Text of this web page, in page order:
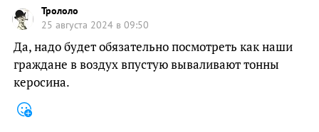
Трололо
25 августа 2024 в 09:50
Да, надо будет обязательно посмотреть как наши
граждане в воздух впустую вываливают тонны
керосина.